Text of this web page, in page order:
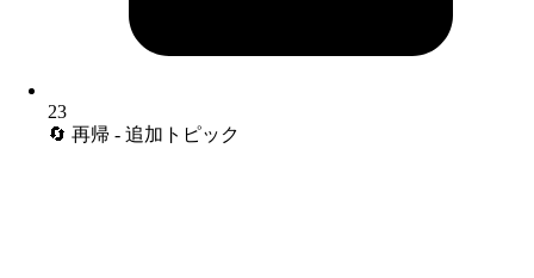
23
🔄 再帰 - 追加トピック